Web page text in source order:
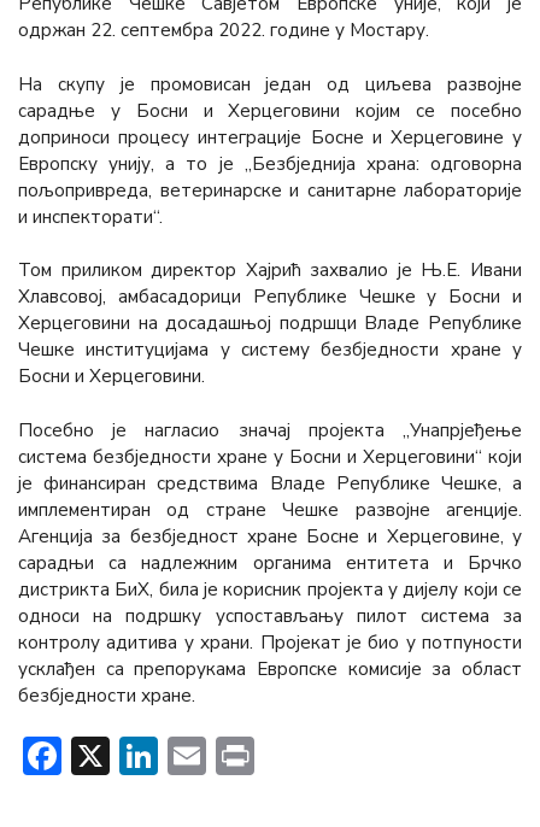
одржан 22. септембра 2022. године у Мостару.
На скупу је промовисан један од циљева развојне
сарадње у Босни и Херцеговини којим се посебно
доприноси процесу интеграције Босне и Херцеговине у
Европску унију, а то је „Безбједнија храна: одговорна
пољопривреда, ветеринарске и санитарне лабораторије
и инспекторати“.
Том приликом директор Хајрић захвалио је Њ.Е. Ивани
Хлавсовој, амбасадорици Републике Чешке у Босни и
Херцеговини на досадашњој подршци Владе Републике
Чешке институцијама у систему безбједности хране у
Босни и Херцеговини.
Посебно је нагласио значај пројекта „Унапрјеђење
система безбједности хране у Босни и Херцеговини“ који
је финансиран средствима Владе Републике Чешке, а
имплементиран од стране Чешке развојне агенције.
Агенција за безбједност хране Босне и Херцеговине, у
сарадњи са надлежним органима ентитета и Брчко
дистрикта БиХ, била је корисник пројекта у дијелу који се
односи на подршку успостављању пилот система за
контролу адитива у храни. Пројекат је био у потпуности
усклађен са препорукама Европске комисије за област
безбједности хране.
Facebook
X LinkedIn
Email